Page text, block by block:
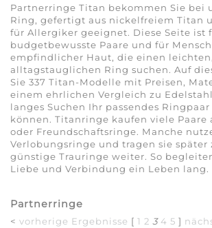
Partnerringe Titan bekommen Sie bei
Ring, gefertigt aus nickelfreiem Titan
für Allergiker geeignet. Diese Seite ist
budgetbewusste Paare und für
empfindlicher Haut, die einen leichten,
alltagstauglichen Ring suchen. Auf
Sie 337 Titan-Modelle mit Preisen,
einem ehrlichen Vergleich zu
langes Suchen Ihr passendes
können. Titanringe kaufen viele Paare
oder Freundschaftsringe. Manche
Verlobungsringe und tragen sie später
günstige Trauringe weiter. So
Liebe und Verbindung ein Leben lang.
Partnerringe
< vorherige Ergebnisse [ 1 2 3 4 5 ]